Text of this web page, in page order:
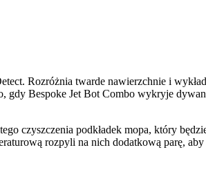
Rozróżnia twarde nawierzchnie i
gdy Bespoke Jet Bot Combo wykryje
czyszczenia podkładek mopa, który
rozpyli na nich dodatkową parę, aby